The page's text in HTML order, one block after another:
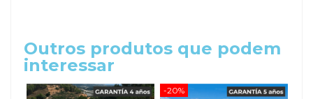
Outros produtos que podem
interessar
-20%